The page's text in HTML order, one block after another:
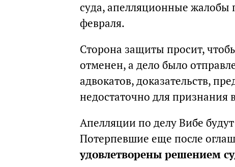
суда, апелляционные жалобы
февраля.
Сторона защиты просит,
отменен, а дело было
адвокатов, доказательств,
недостаточно для признания
Апелляции по делу Вибе
Потерпевшие еще после
удовлетворены решением